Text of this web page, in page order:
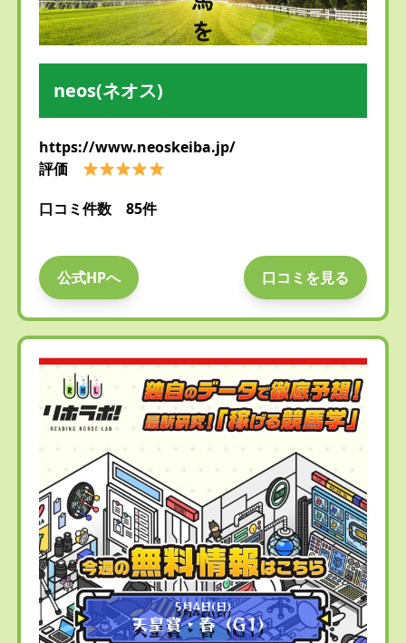
neos(ネオス)
https://www.neoskeiba.jp/
評価
口コミ件数 85件
公式HPへ 口コミを見る